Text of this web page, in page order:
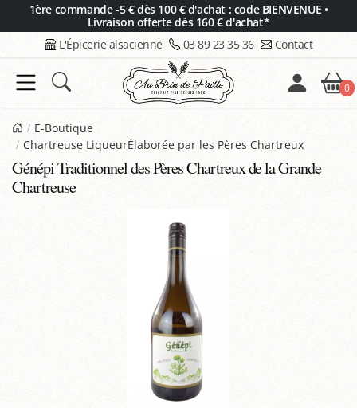
1ère commande -5 € dès 100 € d'achat : code BIENVENUE •
Livraison offerte dès 160 € d'achat*
L'Épicerie alsacienne 03 89 23 35 36 Contact
0
E-Boutique
Chartreuse LiqueurÉlaborée par les Pères Chartreux
Génépi Traditionnel des Pères Chartreux de la Grande
Chartreuse
Panneau de gestion des cookies